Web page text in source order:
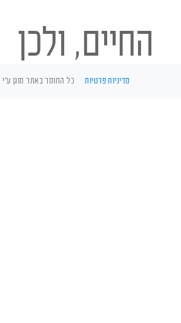
החיים, ולכן
מדיניות פרטיותכל החומר באתר מוגן ע"י